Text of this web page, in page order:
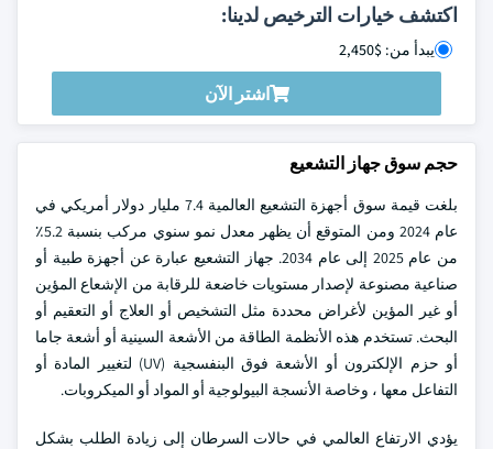
اكتشف خيارات الترخيص لدينا:
يبدأ من: $2,450
اشتر الآن
حجم سوق جهاز التشعيع
بلغت قيمة سوق أجهزة التشعيع العالمية 7.4 مليار دولار أمريكي في
عام 2024 ومن المتوقع أن يظهر معدل نمو سنوي مركب بنسبة 5.2٪
من عام 2025 إلى عام 2034. جهاز التشعيع عبارة عن أجهزة طبية أو
صناعية مصنوعة لإصدار مستويات خاضعة للرقابة من الإشعاع المؤين
أو غير المؤين لأغراض محددة مثل التشخيص أو العلاج أو التعقيم أو
البحث. تستخدم هذه الأنظمة الطاقة من الأشعة السينية أو أشعة جاما
أو حزم الإلكترون أو الأشعة فوق البنفسجية (UV) لتغيير المادة أو
التفاعل معها ، وخاصة الأنسجة البيولوجية أو المواد أو الميكروبات.
يؤدي الارتفاع العالمي في حالات السرطان إلى زيادة الطلب بشكل